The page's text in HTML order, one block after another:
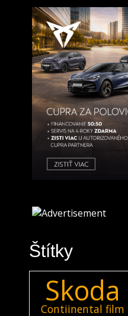
Štítky
Skoda
Contiinental film